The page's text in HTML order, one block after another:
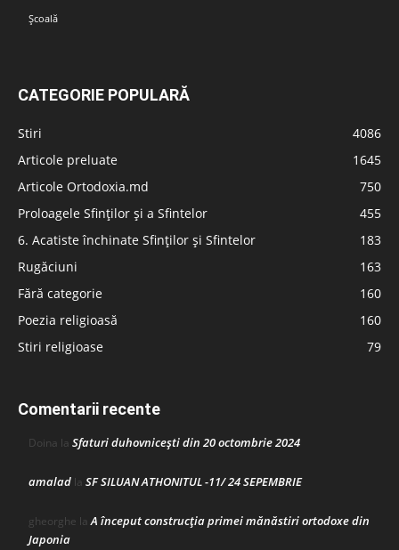
Școală
CATEGORIE POPULARĂ
Stiri
4086
Articole preluate
1645
Articole Ortodoxia.md
750
Proloagele Sfinților și a Sfintelor
455
6. Acatiste închinate Sfinților și Sfintelor
183
Rugăciuni
163
Fără categorie
160
Poezia religioasă
160
Stiri religioase
79
Comentarii recente
Doina la Sfaturi duhovnicești din 20 octombrie 2024
amalad la SF SILUAN ATHONITUL -11/ 24 SEPEMBRIE
gheorghe laA început construcţia primei mănăstiri ortodoxe din
Japonia